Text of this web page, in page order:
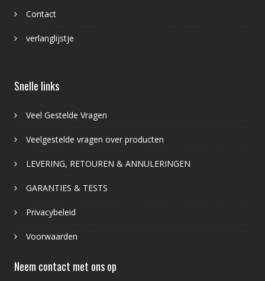
Contact
verlanglijstje
Snelle links
Veel Gestelde Vragen
Veelgestelde vragen over producten
LEVERING, RETOUREN & ANNULERINGEN
GARANTIES & TESTS
Privacybeleid
Voorwaarden
Neem contact met ons op